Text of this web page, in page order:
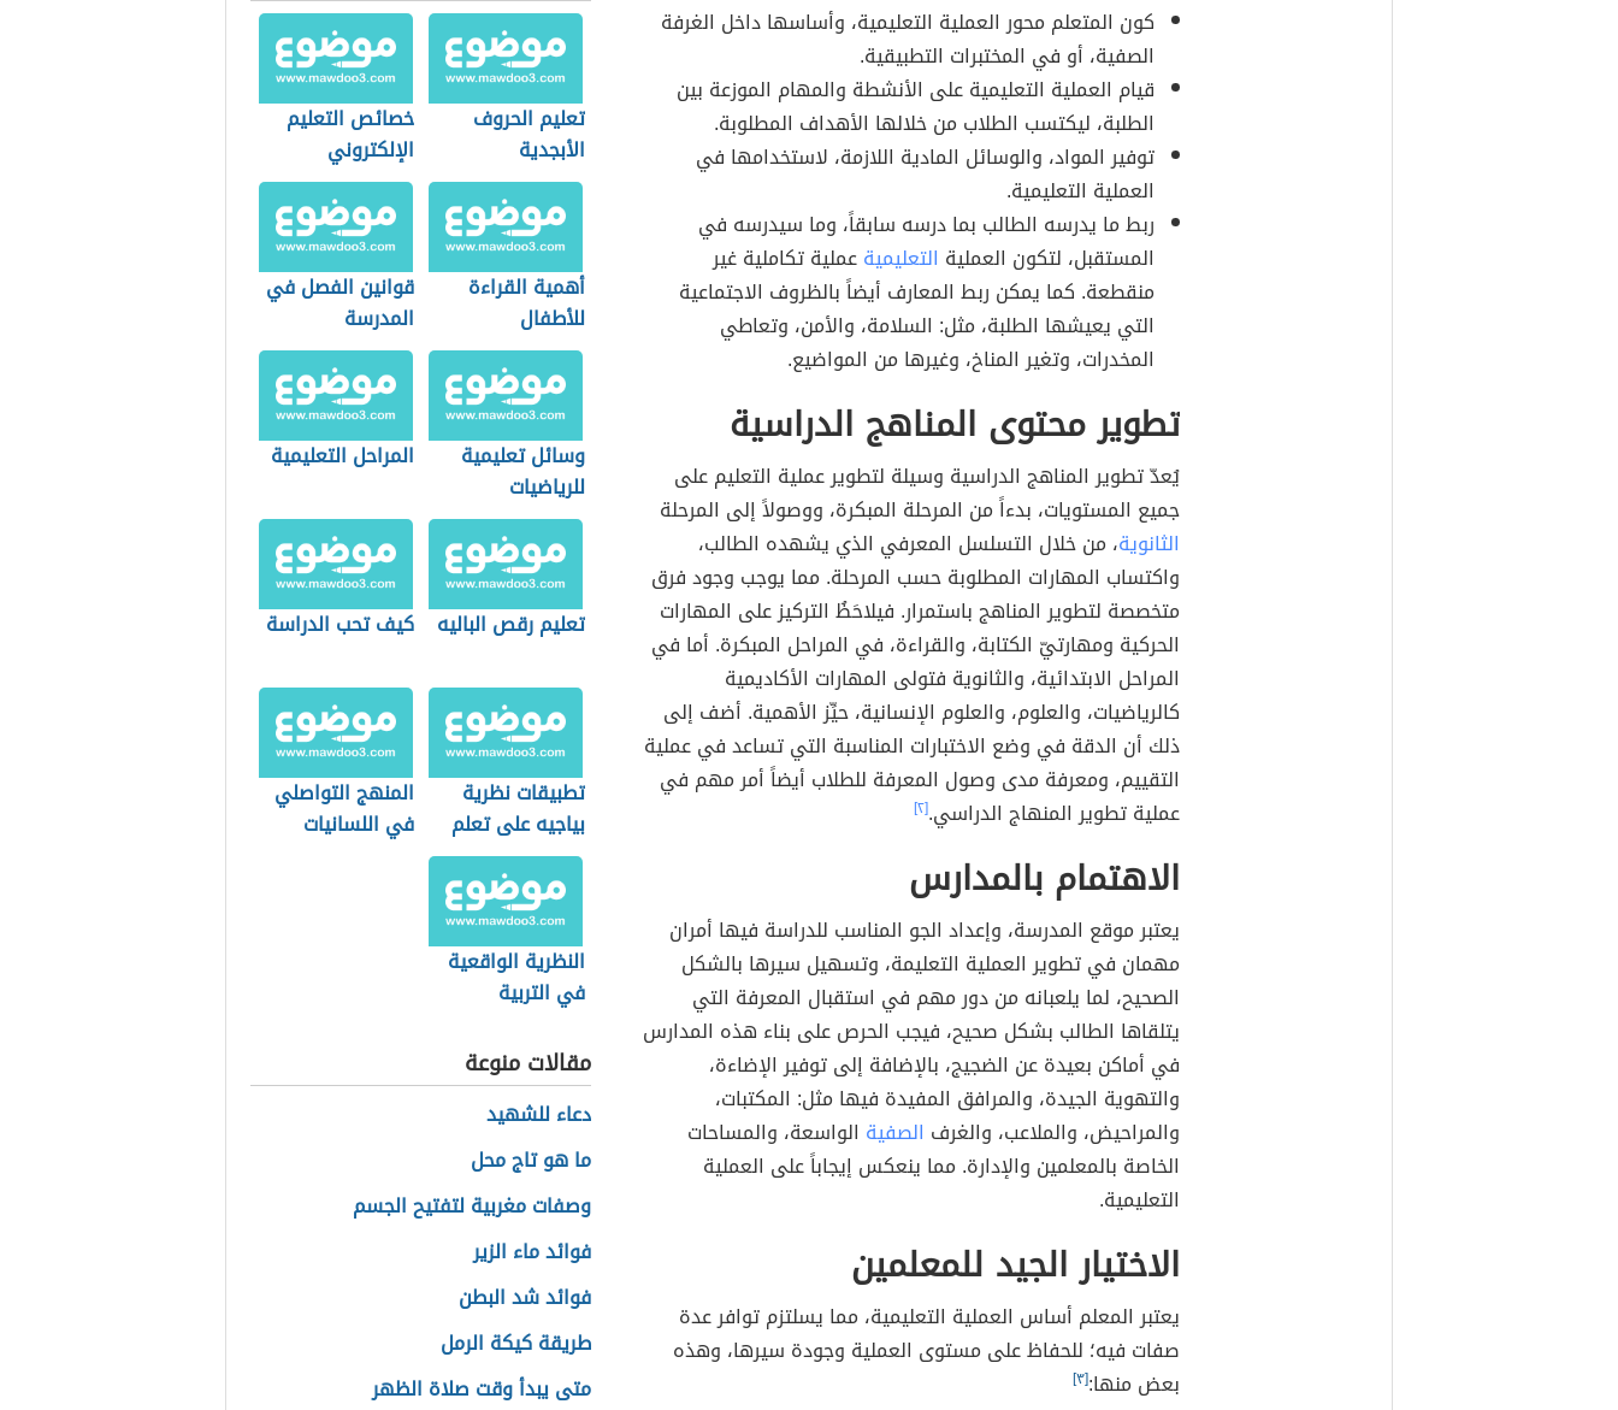
كون المتعلم محور العملية التعليمية، وأساسها داخل الغرفة
الصفية، أو في المختبرات التطبيقية.
قيام العملية التعليمية على الأنشطة والمهام الموزعة بين
الطلبة، ليكتسب الطلاب من خلالها الأهداف المطلوبة.
توفير المواد، والوسائل المادية اللازمة، لاستخدامها في
العملية التعليمية.
ربط ما يدرسه الطالب بما درسه سابقاً، وما سيدرسه في
المستقبل، لتكون العملية التعليميةعملية تكاملية غير
منقطعة. كما يمكن ربط المعارف أيضاً بالظروف الاجتماعية
التي يعيشها الطلبة، مثل: السلامة، والأمن، وتعاطي
المخدرات، وتغير المناخ، وغيرها من المواضيع.
تطوير محتوى المناهج الدراسية
يُعدّ تطوير المناهج الدراسية وسيلة لتطوير عملية التعليم على
جميع المستويات، بدءاً من المرحلة المبكرة، ووصولاً إلى المرحلة
الثانوية، من خلال التسلسل المعرفي الذي يشهده الطالب،
واكتساب المهارات المطلوبة حسب المرحلة. مما يوجب وجود فرق
متخصصة لتطوير المناهج باستمرار. فيلاحَظُ التركيز على المهارات
الحركية ومهارتيّ الكتابة، والقراءة، في المراحل المبكرة. أما في
المراحل الابتدائية، والثانوية فتولى المهارات الأكاديمية
كالرياضيات، والعلوم، والعلوم الإنسانية، حيِّز الأهمية. أضف إلى
ذلك أن الدقة في وضع الاختبارات المناسبة التي تساعد في عملية
التقييم، ومعرفة مدى وصول المعرفة للطلاب أيضاً أمر مهم في
عملية تطوير المنهاج الدراسي.[٢]
الاهتمام بالمدارس
يعتبر موقع المدرسة، وإعداد الجو المناسب للدراسة فيها أمران
مهمان في تطوير العملية التعليمة، وتسهيل سيرها بالشكل
الصحيح، لما يلعبانه من دور مهم في استقبال المعرفة التي
يتلقاها الطالب بشكل صحيح، فيجب الحرص على بناء هذه المدارس
في أماكن بعيدة عن الضجيج، بالإضافة إلى توفير الإضاءة،
والتهوية الجيدة، والمرافق المفيدة فيها مثل: المكتبات،
والمراحيض، والملاعب، والغرف الصفية الواسعة، والمساحات
الخاصة بالمعلمين والإدارة. مما ينعكس إيجاباً على العملية
التعليمية.
الاختيار الجيد للمعلمين
يعتبر المعلم أساس العملية التعليمية، مما يسلتزم توافر عدة
صفات فيه؛ للحفاظ على مستوى العملية وجودة سيرها، وهذه
بعض منها:[٣]
تعليم الحروف
الأبجدية
خصائص التعليم
الإلكتروني
أهمية القراءة
للأطفال
قوانين الفصل في
المدرسة
وسائل تعليمية
للرياضيات
المراحل التعليمية
تعليم رقص الباليه كيف تحب الدراسة
تطبيقات نظرية
بياجيه على تعلم
الحساب
المنهج التواصلي
في اللسانيات
النظرية الواقعية
في التربية
مقالات منوعة
دعاء للشهيد
ما هو تاج محل
وصفات مغربية لتفتيح الجسم
فوائد ماء الزير
فوائد شد البطن
طريقة كيكة الرمل
متى يبدأ وقت صلاة الظهر